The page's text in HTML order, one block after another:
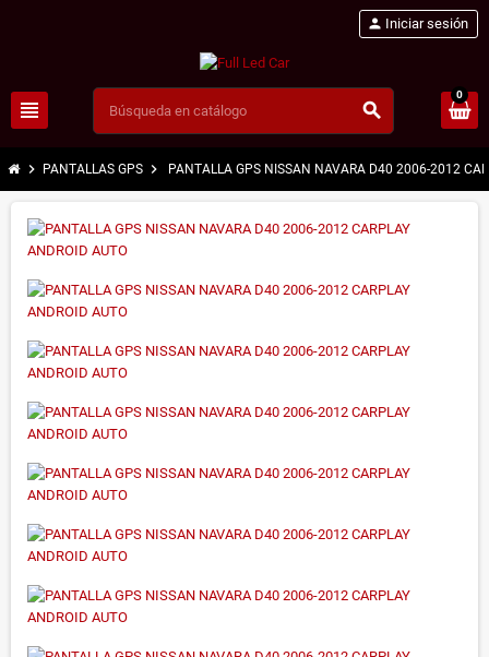
view_headline search
person Iniciar sesión
0
chevron_right PANTALLAS GPS chevron_right PANTALLA GPS NISSAN NAVARA D40 2006-2012